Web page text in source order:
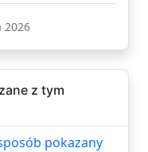
2026
z tym
pokazany